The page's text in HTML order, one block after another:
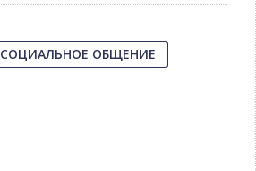
СОЦИАЛЬНОЕ ОБЩЕНИЕ